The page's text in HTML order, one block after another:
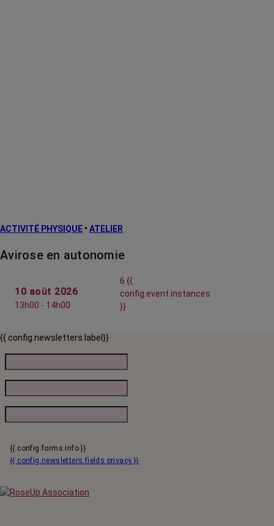
ACTIVITÉ PHYSIQUE • ATELIER
Avirose en autonomie
10 août 2026
13h00 - 14h00
6 {{
config.event.instances
}}
{{ config.newsletters.label}}
{{ config.forms.info }}
{{ config.newsletters.fields.privacy }}